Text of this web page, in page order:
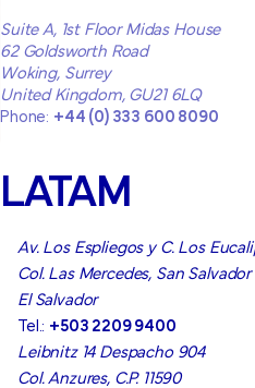
Suite A, 1st Floor Midas House
62 Goldsworth Road
Woking, Surrey
United Kingdom, GU21 6LQ
Phone: +44 (0) 333 600 8090
LATAM
Av. Los Espliegos y C. Los
Col. Las Mercedes, San Salvador
El Salvador
Tel.: +503 2209 9400
Leibnitz 14 Despacho 904
Col. Anzures, C.P. 11590